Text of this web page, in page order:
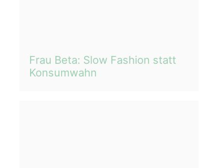
Frau Beta: Slow Fashion statt
Konsumwahn